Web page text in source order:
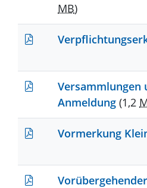
MB)
Anmeldung (1,2
Vormerkung